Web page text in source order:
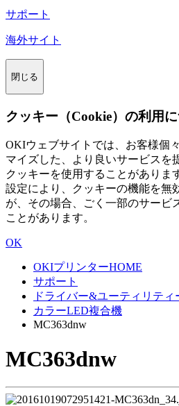
サポート
海外サイト
閉じる
クッキー（Cookie）の利用
OKIウェブサイトでは、お客様個
マイズした、より良いサービスを
クッキーを使用することがありま
設定により、クッキーの機能を無
が、その場合、ごく一部のサービ
ことがあります。
OK
OKIプリンターHOME
サポート
ドライバー&ユーティリティ
カラーLED複合機
MC363dnw
MC363dnw